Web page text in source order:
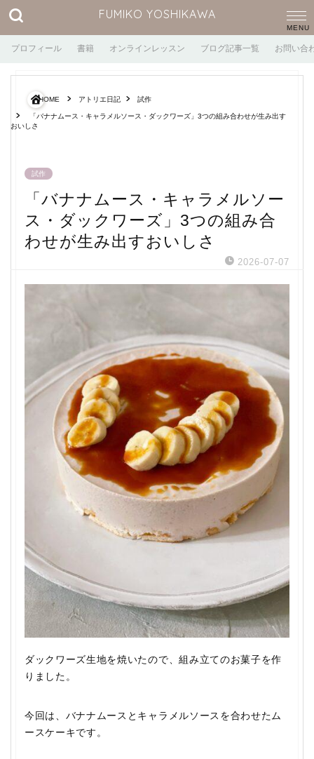
FUMIKO YOSHIKAWA
プロフィール 書籍 オンラインレッスン ブログ記事一覧 お問い合
HOME アトリエ日記 試作
「バナナムース・キャラメルソース・ダックワーズ」3つの組み合わせが生み出す
おいしさ
試作
「バナナムース・キャラメルソー
ス・ダックワーズ」3つの組み合
わせが生み出すおいしさ
2026-07-07
ダックワーズ生地を焼いたので、組み立てのお菓子を作
りました。
今回は、バナナムースとキャラメルソースを合わせたム
ースケーキです。